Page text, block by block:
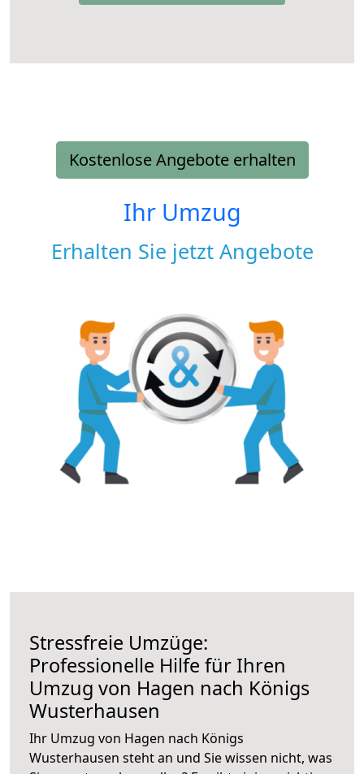
Kostenlose Angebote erhalten
Ihr Umzug
Erhalten Sie jetzt Angebote
Stressfreie Umzüge:
Professionelle Hilfe für Ihren
Umzug von Hagen nach Königs
Wusterhausen
Ihr Umzug von Hagen nach Königs
Wusterhausen steht an und Sie wissen nicht, was